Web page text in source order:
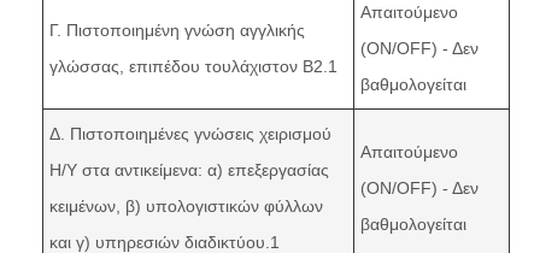
Γ. Πιστοποιημένη γνώση αγγλικής
γλώσσας, επιπέδου τουλάχιστον Β2.1
Απαιτούμενο
(ON/OFF) - Δεν
βαθμολογείται
Δ. Πιστοποιημένες γνώσεις χειρισμού
Η/Υ στα αντικείμενα: α) επεξεργασίας
κειμένων, β) υπολογιστικών φύλλων
και γ) υπηρεσιών διαδικτύου.1
Απαιτούμενο
(ON/OFF) - Δεν
βαθμολογείται